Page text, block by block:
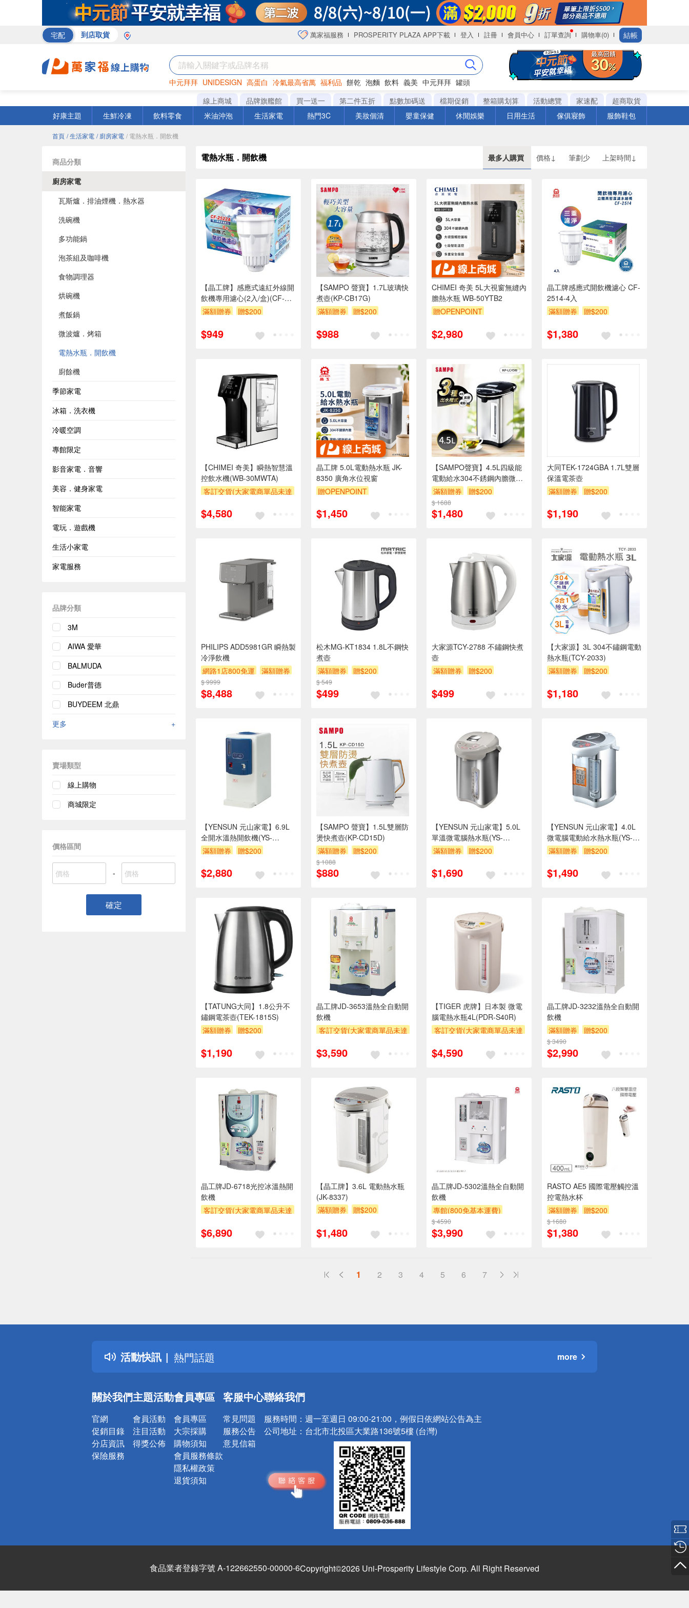
宅配 到店取貨 萬家福服務 PROSPERITY PLAZA APP下載 登入 註冊 會員中心 訂單查詢 購物車(0) 結帳
中元拜拜 UNIDESIGN 高蛋白 冷氣最高省萬 福利品 餅乾 泡麵 飲料 義美 中元拜拜 罐頭
巧克力 衛生紙 咖啡
線上商城 品牌旗艦館 買一送一 第二件五折 點數加碼送 檔期促銷 整箱購划算 活動總覽 家速配
超商取貨
好康主題
生鮮冷凍 飲料零食 米油沖泡 生活家電 熱門3C 美妝個清 嬰童保健 休閒娛樂 日用生活 傢俱寢飾 服飾鞋包
首頁 / 生活家電 / 廚房家電 / 電熱水瓶．開飲機
商品分類
廚房家電
瓦斯爐．排油煙機．熱水器
洗碗機
多功能鍋
泡茶組及咖啡機
食物調理器
烘碗機
煮飯鍋
微波爐．烤箱
電熱水瓶．開飲機
廚餘機
季節家電
冰箱．洗衣機
冷暖空調
專館限定
影音家電．音響
美容．健身家電
智能家電
電玩．遊戲機
生活小家電
家電服務
品牌分類
3M
AIWA 愛華
BALMUDA
Buder普德
BUYDEEM 北鼎
更多
+
賣場類型
線上購物
商城限定
價格區間
-
確定
電熱水瓶．開飲機 最多人購買 價格↓ 筆劃少 上架時間↓
【晶工牌】感應式遠紅外線開
飲機專用濾心(2入/盒)(CF-
2522A)
滿額贈券 贈$200
$949
【SAMPO 聲寶】1.7L玻璃快
煮壺(KP-CB17G)
滿額贈券
贈$200
$988
CHIMEI 奇美 5L大視窗無縫內
膽熱水瓶 WB-50YTB2
贈OPENPOINT
$2,980
晶工牌感應式開飲機濾心 CF-
2514-4入
滿額贈券
贈$200
$1,380
【CHIMEI 奇美】瞬熱智慧溫
控飲水機(WB-30MWTA)
客訂交貨(大家電商單品未達
安裝跨區費另計,實際收費以
$4,580
晶工牌 5.0L電動熱水瓶 JK-
8350 廣角水位視窗
贈OPENPOINT
$1,450
【SAMPO聲寶】4.5L四級能
電動給水304不銹鋼內膽微電
腦電熱水瓶(KP-LC45W)
滿額贈券 贈$200
$ 1688
$1,480
大同TEK-1724GBA 1.7L雙層
保溫電茶壺
滿額贈券
贈$200
$1,190
PHILIPS ADD5981GR 瞬熱製
冷淨飲機
網路1店800免運
滿額贈券
贈$200
$ 9999
$8,488
松木MG-KT1834 1.8L不鋼快
煮壺
滿額贈券
贈$200
$ 549
$499
大家源TCY-2788 不鏽鋼快煮
壺
滿額贈券
贈$200
$499
【大家源】3L 304不鏽鋼電動
熱水瓶(TCY-2033)
滿額贈券
贈$200
$1,180
【YENSUN 元山家電】6.9L
全開水溫熱開飲機(YS-
818DWE)
滿額贈券 贈$200
$2,880
【SAMPO 聲寶】1.5L雙層防
燙快煮壺(KP-CD15D)
滿額贈券
贈$200
$ 1088
$880
【YENSUN 元山家電】5.0L
單溫微電腦熱水瓶(YS-
5504APS)
滿額贈券 贈$200
$1,690
【YENSUN 元山家電】4.0L
微電腦電動給水熱水瓶(YS-
540AP)
滿額贈券 贈$200
$1,490
【TATUNG大同】1.8公升不
鏽鋼電茶壺(TEK-1815S)
滿額贈券
贈$200
$1,190
晶工牌JD-3653溫熱全自動開
飲機
客訂交貨(大家電商單品未達
安裝跨區費另計,實際收費以
$3,590
【TIGER 虎牌】日本製 微電
腦電熱水瓶4L(PDR-S40R)
客訂交貨(大家電商單品未達
安裝跨區費另計,實際收費以
$4,590
晶工牌JD-3232溫熱全自動開
飲機
滿額贈券
贈$200
$ 3490
$2,990
晶工牌JD-6718光控冰溫熱開
飲機
客訂交貨(大家電商單品未達
安裝跨區費另計,實際收費以
$6,890
【晶工牌】3.6L 電動熱水瓶
(JK-8337)
滿額贈券
贈$200
$1,480
晶工牌JD-5302溫熱全自動開
飲機
專館(800免基本運費)
滿額贈券
$ 4590
$3,990
RASTO AE5 國際電壓觸控溫
控電熱水杯
滿額贈券
贈$200
$ 1680
$1,380
1 2 3 4 5 6 7
活動快訊
詐騙網頁！請小心！
得獎公告
熱門話題
銀行優惠
詐騙網頁！請小心！
more
關於我們
官網
促銷目錄
分店資訊
保險服務
主題活動
會員活動
注目活動
得獎公佈
會員專區
會員專區
大宗採購
購物須知
會員服務條款
隱私權政策
退貨須知
客服中心
常見問題
服務公告
意見信箱
聯絡我們
服務時間： 週一至週日 09:00-21:00，例假日依網站公告為主
公司地址： 台北市北投區大業路136號5樓 (台灣)
食品業者登錄字號 A-122662550-00000-6Copyright©2026 Uni-Prosperity Lifestyle Corp. All Right Reserved